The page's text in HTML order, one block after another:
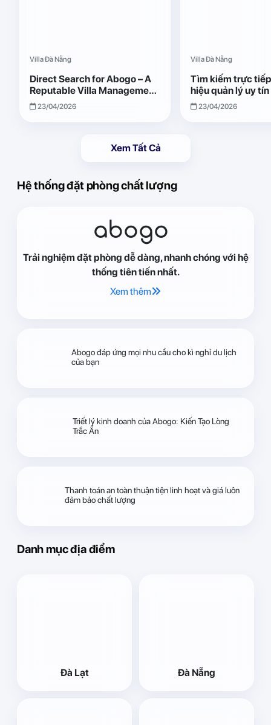
Villa Đà Nẵng
Direct Search for Abogo – A
Reputable Villa Management
Brand with Transparent and
Effective Operations
23/04/2026
Villa Đà Nẵng
Tìm kiếm trực
hiệu quản lý uy
Giải pháp vận
quả, minh bạch
23/04/2026
Xem Tất Cả
Hệ thống đặt phòng chất lượng
abogo
Trải nghiệm đặt phòng dễ dàng, nhanh chóng với hệ
thống tiên tiến nhất.
Xem thêm
Abogo đáp ứng mọi nhu cầu cho kì nghỉ du lịch
của bạn
Triết lý kinh doanh của Abogo: Kiến Tạo Lòng
Trắc Ẩn
Thanh toán an toàn thuận tiện linh hoạt và giá luôn
đảm bảo chất lượng
Danh mục địa điểm
Đà Lạt Đà Nẵng